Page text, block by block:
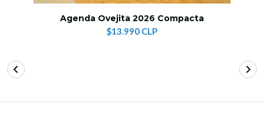
Agenda Ovejita 2026 Compacta
$13.990 CLP